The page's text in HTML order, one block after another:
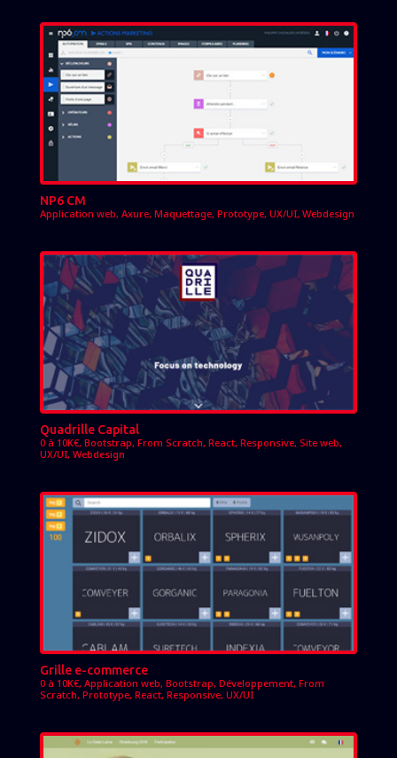
NP6 CM
Application web, Axure, Maquettage, Prototype, UX/UI, Webdesign
Quadrille Capital
0 à 10K€, Bootstrap, From Scratch, React, Responsive, Site web,
UX/UI, Webdesign
Grille e-commerce
0 à 10K€, Application web, Bootstrap, Développement, From
Scratch, Prototype, React, Responsive, UX/UI